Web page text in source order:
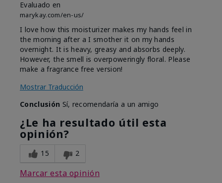
Evaluado en
marykay.com/en-us/
I love how this moisturizer makes my hands feel in
the morning after a I smother it on my hands
overnight. It is heavy, greasy and absorbs deeply.
However, the smell is overpoweringly floral. Please
make a fragrance free version!
Mostrar Traducción
Conclusión Sí, recomendaría a un amigo
¿Le ha resultado útil esta
opinión?
15 2
Marcar esta opinión